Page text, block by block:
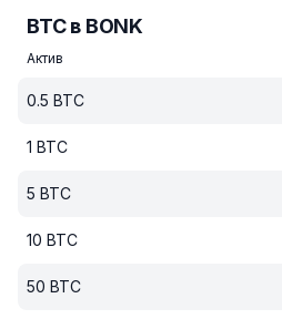
BTC в BONK
Актив
0.5 BTC
1 BTC
5 BTC
10 BTC
50 BTC